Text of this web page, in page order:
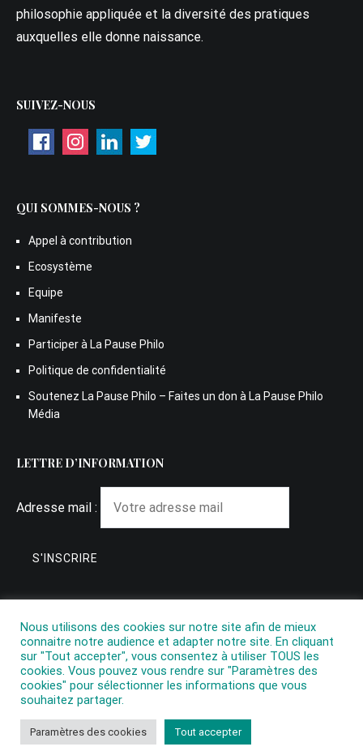
philosophie appliquée et la diversité des pratiques
auxquelles elle donne naissance.
SUIVEZ-NOUS
QUI SOMMES-NOUS ?
Appel à contribution
Ecosystème
Equipe
Manifeste
Participer à La Pause Philo
Politique de confidentialité
Soutenez La Pause Philo – Faites un don à La Pause Philo
Média
LETTRE D’INFORMATION
Adresse mail :
Copyright © 2026La Pause Philo. All rights reserved. Theme:
Cenoteby ThemeGrill. Powered byWordPress
Nous utilisons des cookies sur notre site afin de mieux
connaitre notre audience et adapter notre site. En cliquant
sur "Tout accepter", vous consentez à utiliser TOUS les
cookies. Vous pouvez vous rendre sur "Paramètres des
cookies" pour sélectionner les informations que vous
souhaitez partager.
Paramètres des cookies Tout accepter